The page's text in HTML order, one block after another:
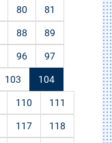
80 81
88 89
96 97
103 104
110 111
117 118